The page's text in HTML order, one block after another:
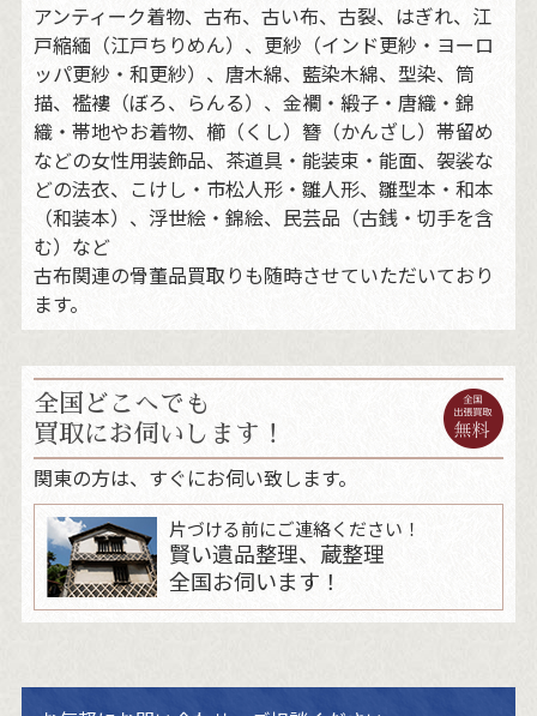
アンティーク着物、古布、古い布、古裂、はぎれ、江
戸縮緬（江戸ちりめん）、更紗（インド更紗・ヨーロ
ッパ更紗・和更紗）、唐木綿、藍染木綿、型染、筒
描、襤褸（ぼろ、らんる）、金襴・緞子・唐織・錦
織・帯地やお着物、櫛（くし）簪（かんざし）帯留め
などの女性用装飾品、茶道具・能装束・能面、袈裟な
どの法衣、こけし・市松人形・雛人形、雛型本・和本
（和装本）、浮世絵・錦絵、民芸品（古銭・切手を含
む）など
古布関連の骨董品買取りも随時させていただいており
ます。
全国どこへでも
買取にお伺いします！
関東の方は、すぐにお伺い致します。
片づける前にご連絡ください！
賢い遺品整理、蔵整理
全国お伺います！